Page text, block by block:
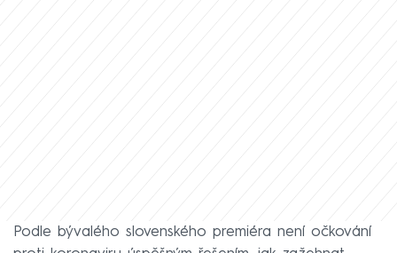
Podle bývalého slovenského premiéra není očkování